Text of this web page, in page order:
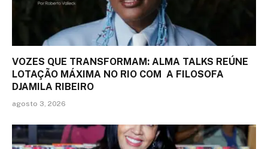
VOZES QUE TRANSFORMAM: ALMA TALKS REÚNE
LOTAÇÃO MÁXIMA NO RIO COM A FILOSOFA
DJAMILA RIBEIRO
agosto 3, 2026